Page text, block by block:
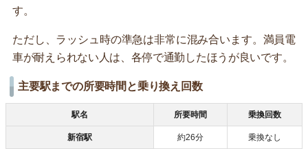
す。
ただし、ラッシュ時の準急は非常に混み合います。満員電
車が耐えられない人は、各停で通勤したほうが良いです。
主要駅までの所要時間と乗り換え回数
駅名 所要時間 乗換回数
新宿駅 約26分 乗換なし